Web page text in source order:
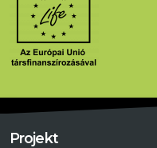
Projekt